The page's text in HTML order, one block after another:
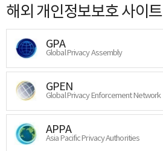
해외 개인정보보호 사이트
GPA
Global Privacy Assembly
GPEN
Global Privacy Enforcement Network
APPA
Asia Pacific Privacy Authorities